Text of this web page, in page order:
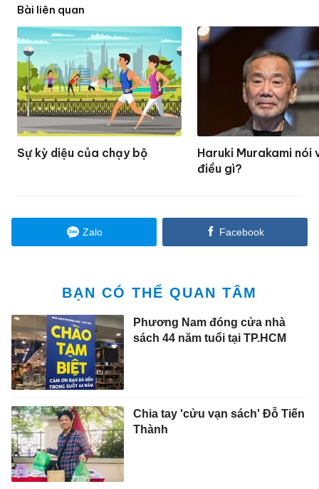
Bài liên quan
Sự kỳ diệu của chạy bộ
Haruki Murakami nói
điều gì?
Zalo Facebook
BẠN CÓ THỂ QUAN TÂM
Phương Nam đóng cửa nhà
sách 44 năm tuổi tại TP.HCM
Chia tay 'cửu vạn sách' Đỗ Tiến
Thành